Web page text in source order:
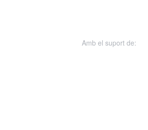
Amb el suport de: